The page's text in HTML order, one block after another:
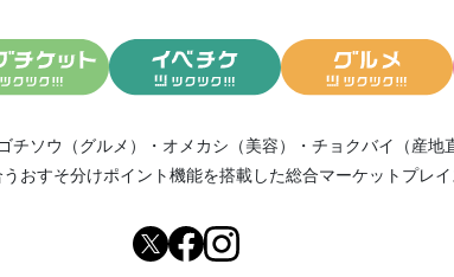
チソウ（グルメ） ・ オメカシ（美容） ・ チョクバイ（産地
おすそ分けポイント機能を搭載した総合マーケットプレイ